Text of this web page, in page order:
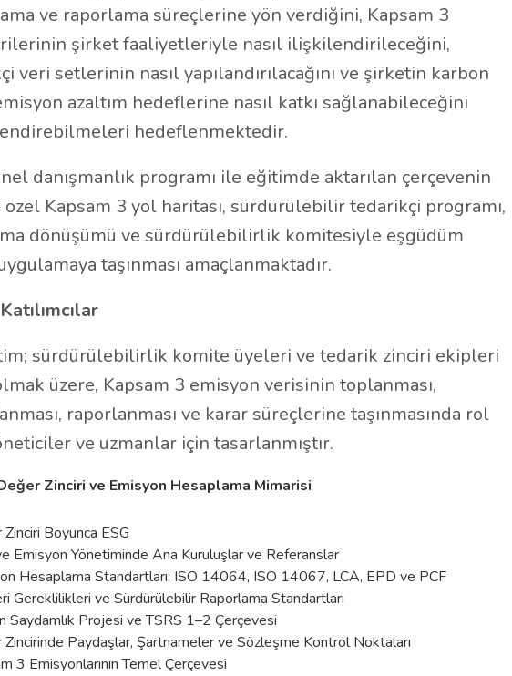
ve raporlama süreçlerine yön verdiğini, Kapsam 3
şirket faaliyetleriyle nasıl ilişkilendirileceğini,
veri setlerinin nasıl yapılandırılacağını ve şirketin karbon
azaltım hedeflerine nasıl katkı sağlanabileceğini
hedeflenmektedir.
danışmanlık programı ile eğitimde aktarılan çerçevenin
Kapsam 3 yol haritası, sürdürülebilir tedarikçi programı,
dönüşümü ve sürdürülebilirlik komitesiyle eşgüdüm
taşınması amaçlanmaktadır.
sürdürülebilirlik komite üyeleri ve tedarik zinciri ekipleri
üzere, Kapsam 3 emisyon verisinin toplanması,
raporlanması ve karar süreçlerine taşınmasında rol
ve uzmanlar için tasarlanmıştır.
Zinciri ve Emisyon Hesaplama Mimarisi
Boyunca ESG
Emisyon Yönetiminde Ana Kuruluşlar ve Referanslar
Hesaplama Standartları: ISO 14064, ISO 14067, LCA, EPD ve PCF
Gereklilikleri ve Sürdürülebilir Raporlama Standartları
Saydamlık Projesi ve TSRS 1–2 Çerçevesi
Zincirinde Paydaşlar, Şartnameler ve Sözleşme Kontrol Noktaları
3 Emisyonlarının Temel Çerçevesi